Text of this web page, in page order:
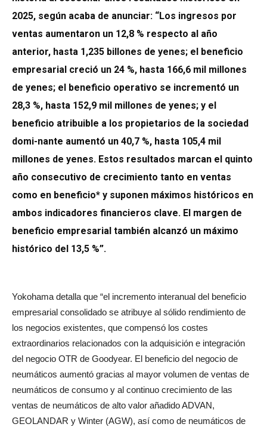
2025, según acaba de anunciar: “Los ingresos por
ventas aumentaron un 12,8 % respecto al año
anterior, hasta 1,235 billones de yenes; el beneficio
empresarial creció un 24 %, hasta 166,6 mil millones
de yenes; el beneficio operativo se incrementó un
28,3 %, hasta 152,9 mil millones de yenes; y el
beneficio atribuible a los propietarios de la sociedad
domi-nante aumentó un 40,7 %, hasta 105,4 mil
millones de yenes. Estos resultados marcan el quinto
año consecutivo de crecimiento tanto en ventas
como en beneficio* y suponen máximos históricos en
ambos indicadores financieros clave. El margen de
beneficio empresarial también alcanzó un máximo
histórico del 13,5 %”.
Yokohama detalla que “el incremento interanual del beneficio
empresarial consolidado se atribuye al sólido rendimiento de
los negocios existentes, que compensó los costes
extraordinarios relacionados con la adquisición e integración
del negocio OTR de Goodyear. El beneficio del negocio de
neumáticos aumentó gracias al mayor volumen de ventas de
neumáticos de consumo y al continuo crecimiento de las
ventas de neumáticos de alto valor añadido ADVAN,
GEOLANDAR y Winter (AGW), así como de neumáticos de